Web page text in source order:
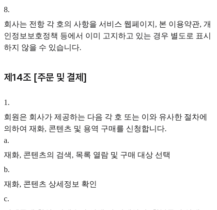
8.
회사는 전항 각 호의 사항을 서비스 웹페이지, 본 이용약관, 개
인정보보호정책 등에서 이미 고지하고 있는 경우 별도로 표시
하지 않을 수 있습니다.
제14조 [주문 및 결제]
1 .
회원은 회사가 제공하는 다음 각 호 또는 이와 유사한 절차에
의하여 재화, 콘텐츠 및 용역 구매를 신청합니다.
a.
재화, 콘텐츠의 검색, 목록 열람 및 구매 대상 선택
b.
재화, 콘텐츠 상세정보 확인
c.